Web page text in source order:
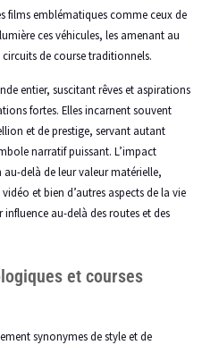
films emblématiques comme ceux de
ces véhicules, les amenant au
de course traditionnels.
entier, suscitant rêves et aspirations
fortes. Elles incarnent souvent
et de prestige, servant autant
narratif puissant. L’impact
delà de leur valeur matérielle,
et bien d’autres aspects de la vie
au-delà des routes et des
et courses
synonymes de style et de